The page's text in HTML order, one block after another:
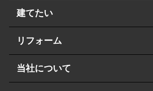
建てたい
リフォーム
当社について